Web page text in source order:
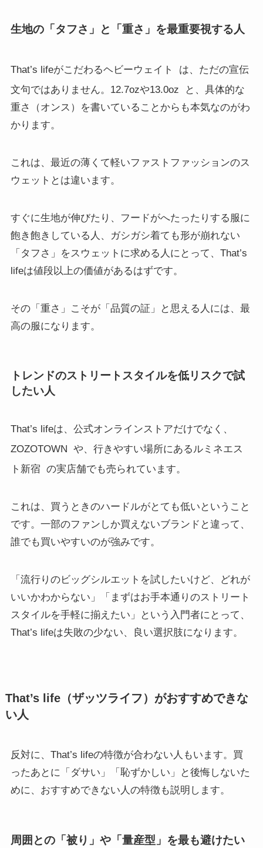
生地の「タフさ」と「重さ」を最重要視する人
That’s lifeがこだわるヘビーウェイト
は、ただの宣伝
文句ではありません。12.7ozや13.0oz
と、具体的な
重さ（オンス）を書いていることからも本気なのがわ
かります。
これは、最近の薄くて軽いファストファッションのス
ウェットとは違います。
すぐに生地が伸びたり、フードがへたったりする服に
飽き飽きしている人、ガシガシ着ても形が崩れない
「タフさ」をスウェットに求める人にとって、That’s
lifeは値段以上の価値があるはずです。
その「重さ」こそが「品質の証」と思える人には、最
高の服になります。
トレンドのストリートスタイルを低リスクで試
したい人
That’s lifeは、公式オンラインストアだけでなく、
ZOZOTOWN や、行きやすい場所にあるルミネエス
ト新宿 の実店舗でも売られています。
これは、買うときのハードルがとても低いということ
です。一部のファンしか買えないブランドと違って、
誰でも買いやすいのが強みです。
「流行りのビッグシルエットを試したいけど、どれが
いいかわからない」「まずはお手本通りのストリート
スタイルを手軽に揃えたい」という入門者にとって、
That’s lifeは失敗の少ない、良い選択肢になります。
That’s life（ザッツライフ）がおすすめできな
い人
反対に、That’s lifeの特徴が合わない人もいます。買
ったあとに「ダサい」「恥ずかしい」と後悔しないた
めに、おすすめできない人の特徴も説明します。
周囲との「被り」や「量産型」を最も避けたい